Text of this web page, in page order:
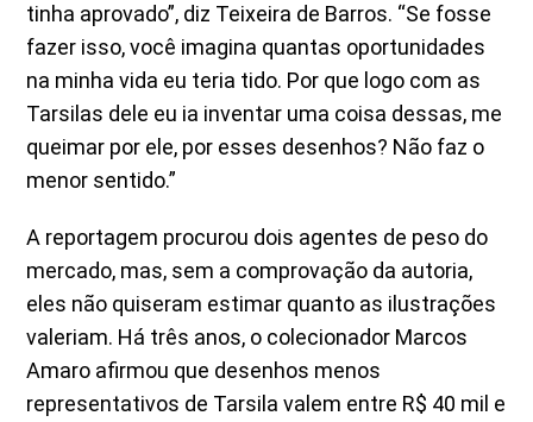
tinha aprovado”, diz Teixeira de Barros. “Se fosse
fazer isso, você imagina quantas oportunidades
na minha vida eu teria tido. Por que logo com as
Tarsilas dele eu ia inventar uma coisa dessas, me
queimar por ele, por esses desenhos? Não faz o
menor sentido.”
A reportagem procurou dois agentes de peso do
mercado, mas, sem a comprovação da autoria,
eles não quiseram estimar quanto as ilustrações
valeriam. Há três anos, o colecionador Marcos
Amaro afirmou que desenhos menos
representativos de Tarsila valem entre R$ 40 mil e